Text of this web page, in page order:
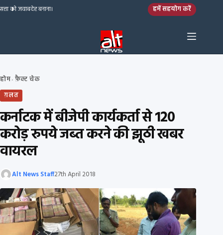
Skip to content
सत्ता को जवाबदेह बनाना। हमें सहयोग करें
होम› फ़ैक्ट चेक
ग़लत
कर्नाटक में बीजेपी कार्यकर्ता से 120
करोड़ रुपये जब्त करने की झूठी खबर
वायरल
Alt News Staff27th April 2018